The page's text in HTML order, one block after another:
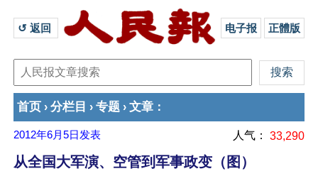
↺ 返回 电子报 正體版
首页 › 分栏目 › 专题 › 文章 ：
2012年6月5日 发表 人气： 33,290
从全国大军演、空管到军事政变（图）